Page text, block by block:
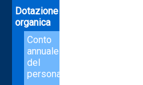
Dotazione
organica
Conto
annuale
del
personale